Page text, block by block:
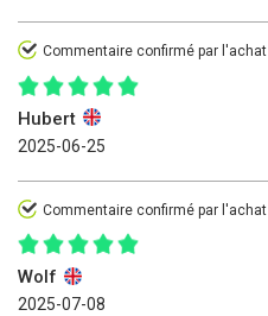
Commentaire confirmé par l'achat
Hubert
2025-06-25
Commentaire confirmé par l'achat
Wolf
2025-07-08